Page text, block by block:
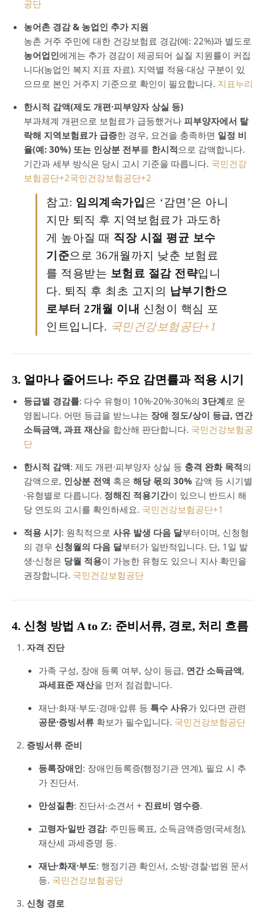
공단
농어촌 경감 & 농업인 추가 지원
농촌 거주 주민에 대한 건강보험료 경감(예: 22%)과 별도로
농어업인에게는 추가 경감이 제공되어 실질 지원률이 커집
니다(농업인 복지 지표 자료). 지역별 적용·대상 구분이 있
으므로 본인 거주지 기준으로 확인이 필요합니다. 지표누리
한시적 감액(제도 개편·피부양자 상실 등)
부과체계 개편으로 보험료가 급등했거나 피부양자에서 탈
락해 지역보험료가 급증한 경우, 요건을 충족하면 일정 비
율(예: 30%) 또는 인상분 전부를 한시적으로 감액합니다.
기간과 세부 방식은 당시 고시 기준을 따릅니다. 국민건강
보험공단+2국민건강보험공단+2
참고: 임의계속가입은 ‘감면’은 아니
지만 퇴직 후 지역보험료가 과도하
게 높아질 때 직장 시절 평균 보수
기준으로 36개월까지 낮춘 보험료
를 적용받는 보험료 절감 전략입니
다. 퇴직 후 최초 고지의
납부기한으
로부터 2개월 이내 신청이 핵심 포
인트입니다. 국민건강보험공단+1
3. 얼마나 줄어드나: 주요 감면률과 적용 시기
등급별 경감률: 다수 유형이 10%·20%·30%의 3단계로 운
영됩니다. 어떤 등급을 받느냐는 장애 정도/상이 등급, 연간
소득금액, 과표 재산을 합산해 판단합니다. 국민건강보험공
단
한시적 감액: 제도 개편·피부양자 상실 등 충격 완화 목적의
감액으로, 인상분 전액 혹은 해당 몫의 30% 감액 등 시기별
·유형별로 다릅니다. 정해진 적용기간이 있으니 반드시 해
당 연도의 고시를 확인하세요. 국민건강보험공단+1
적용 시기: 원칙적으로 사유 발생 다음 달부터이며, 신청형
의 경우 신청월의 다음 달부터가 일반적입니다. 단, 1일 발
생·신청은 당월 적용이 가능한 유형도 있으니 지사 확인을
권장합니다. 국민건강보험공단
4. 신청 방법 A to Z: 준비서류, 경로, 처리 흐름
자격 진단
가족 구성, 장애 등록 여부, 상이 등급, 연간 소득금액,
과세표준 재산을 먼저 점검합니다.
재난·화재·부도·경매·압류 등 특수 사유가 있다면 관련
공문·증빙서류 확보가 필수입니다. 국민건강보험공단
증빙서류 준비
등록장애인: 장애인등록증(행정기관 연계), 필요 시 추
가 진단서.
만성질환: 진단서·소견서 + 진료비 영수증.
고령자·일반 경감: 주민등록표, 소득금액증명(국세청),
재산세 과세증명 등.
재난·화재·부도: 행정기관 확인서, 소방·경찰·법원 문서
등. 국민건강보험공단
신청 경로